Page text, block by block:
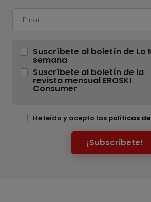
Suscríbete al boletín de Lo
semana
Suscríbete al boletín de la
revista mensual EROSKI
Consumer
He leído y acepto las políticas
¡Subscríbete!